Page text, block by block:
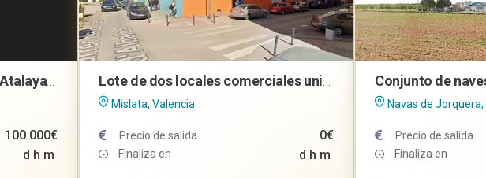
Stock de bebidas en P. I. Las Atalayas, Alicante
100.000€
d h m
Lote de dos locales comerciales unidos en Mislata (Valencia)
Mislata, Valencia
Precio de salida 0€
Finaliza en d h m
Navas de
Precio de salida
Finaliza en